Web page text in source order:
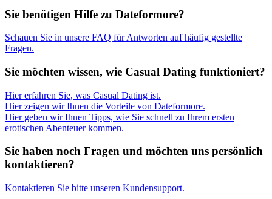
Sie benötigen Hilfe zu Dateformore?
Schauen Sie in unsere FAQ für Antworten auf häufig gestellte
Fragen.
Sie möchten wissen, wie Casual Dating funktioniert?
Hier erfahren Sie, was Casual Dating ist.
Hier zeigen wir Ihnen die Vorteile von Dateformore.
Hier geben wir Ihnen Tipps, wie Sie schnell zu Ihrem ersten
erotischen Abenteuer kommen.
Sie haben noch Fragen und möchten uns persönlich
kontaktieren?
Kontaktieren Sie bitte unseren Kundensupport.